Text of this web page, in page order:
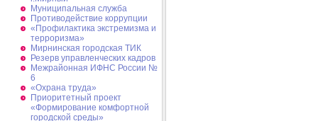
Муниципальная cлужба
Противодействие коррупции
«Профилактика экстремизма и
терроризма»
Мирнинская городская ТИК
Резерв управленческих кадров
Межрайонная ИФНС России №
6
«Охрана труда»
Приоритетный проект
«Формирование комфортной
городской среды»